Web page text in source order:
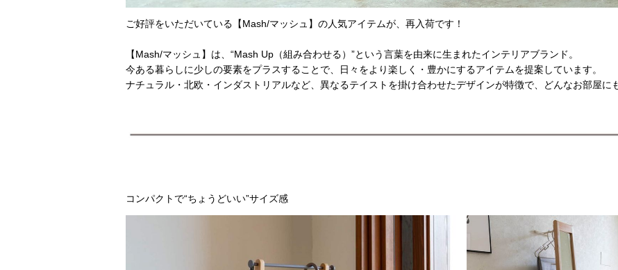
ご好評をいただいている【Mash/マッシュ】の人気アイテムが、再入荷です！
【Mash/マッシュ】は、“Mash Up（組み合わせる）”という言葉を由来に生まれたインテリアブランド。
今ある暮らしに少しの要素をプラスすることで、日々をより楽しく・豊かにするアイテムを提案しています。
ナチュラル・北欧・インダストリアルなど、異なるテイストを掛け合わせたデザインが特徴で、どんなお部屋に
コンパクトで“ちょうどいい”サイズ感